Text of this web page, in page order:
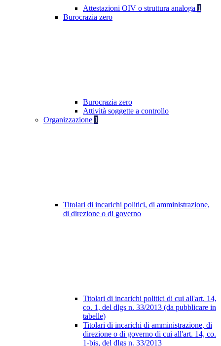
Attestazioni OIV o struttura analoga 1
Burocrazia zero
Burocrazia zero
Attività soggette a controllo
Organizzazione 1
Titolari di incarichi politici, di amministrazione,
di direzione o di governo
Titolari di incarichi politici di cui all'art. 14,
co. 1, del dlgs n. 33/2013 (da pubblicare in
tabelle)
Titolari di incarichi di amministrazione, di
direzione o di governo di cui all'art. 14, co.
1-bis, del dlgs n. 33/2013